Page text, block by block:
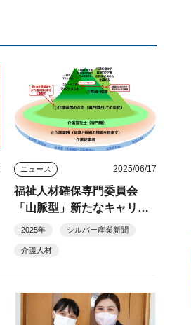
ニュース 2025/06/17
福祉人材確保専門委員会
「山脈型」新たなキャリア
モデル促進へ
2025年 シルバー産業新聞
介護人材